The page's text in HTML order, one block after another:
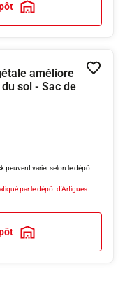
améliore
sol - Sac de
peuvent varier selon le dépôt
par le dépôt d'Artigues.